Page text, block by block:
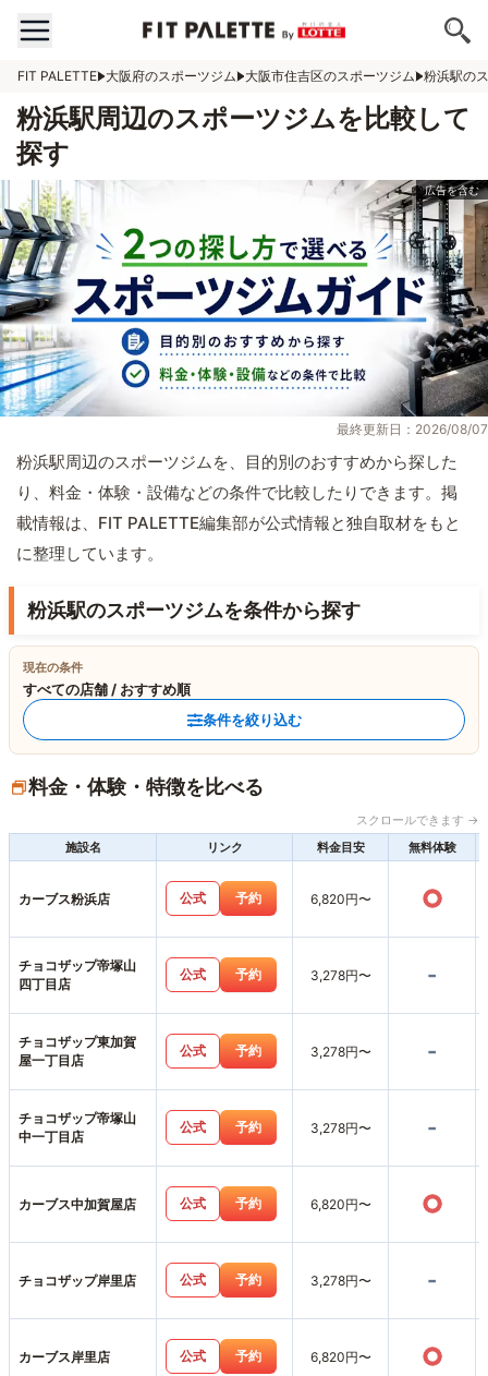
FIT PALETTE 大阪府のスポーツジム 大阪市住吉区のスポーツジム 粉浜駅の
粉浜駅周辺のスポーツジムを比較して
探す
最終更新日：2026/08/07
粉浜駅周辺のスポーツジムを、目的別のおすすめから探した
り、料金・体験・設備などの条件で比較したりできます。掲
載情報は、FIT PALETTE編集部が公式情報と独自取材をもと
に整理しています。
粉浜駅のスポーツジムを条件から探す
現在の条件
すべての店舗 / おすすめ順
条件を絞り込む
料金・体験・特徴を比べる
スクロールできます →
施設名
リンク 料金目安 無料体験
カーブス粉浜店 公式 予約 6,820円〜 ○
チョコザップ帝塚山
四丁目店
公式 予約 3,278円〜 -
チョコザップ東加賀
屋一丁目店
公式 予約 3,278円〜 -
チョコザップ帝塚山
中一丁目店
公式 予約 3,278円〜 -
カーブス中加賀屋店 公式 予約 6,820円〜 ○
チョコザップ岸里店 公式 予約 3,278円〜 -
カーブス岸里店 公式 予約 6,820円〜 ○